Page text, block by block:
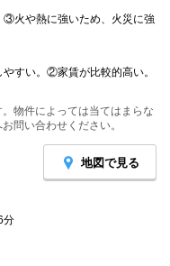
火や熱に強いため、火災に強
すい。②家賃が比較的高い。
物件によっては当てはまらな
問い合わせください。
地図で見る
分